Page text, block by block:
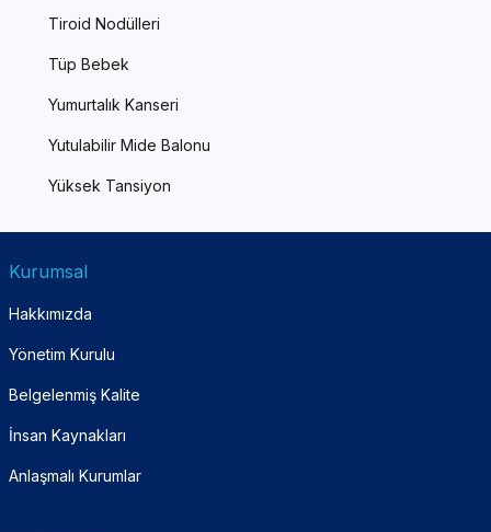
Tiroid Nodülleri
Tüp Bebek
Yumurtalık Kanseri
Yutulabilir Mide Balonu
Yüksek Tansiyon
Kurumsal
Hakkımızda
Yönetim Kurulu
Belgelenmiş Kalite
İnsan Kaynakları
Anlaşmalı Kurumlar